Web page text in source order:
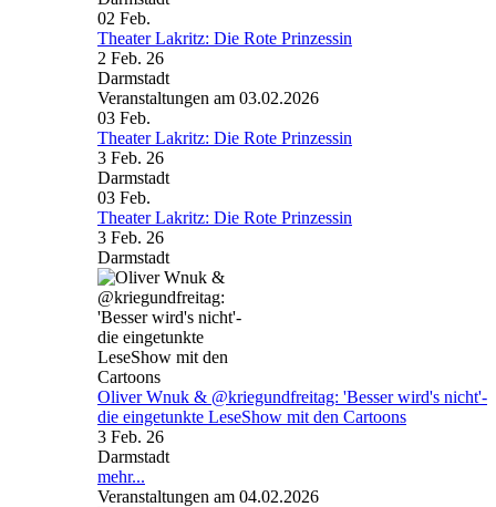
02 Feb.
Theater Lakritz: Die Rote Prinzessin
2 Feb. 26
Darmstadt
Veranstaltungen am 03.02.2026
03 Feb.
Theater Lakritz: Die Rote Prinzessin
3 Feb. 26
Darmstadt
03 Feb.
Theater Lakritz: Die Rote Prinzessin
3 Feb. 26
Darmstadt
Oliver Wnuk & @kriegundfreitag: 'Besser wird's nicht'-
die eingetunkte LeseShow mit den Cartoons
3 Feb. 26
Darmstadt
mehr...
Veranstaltungen am 04.02.2026